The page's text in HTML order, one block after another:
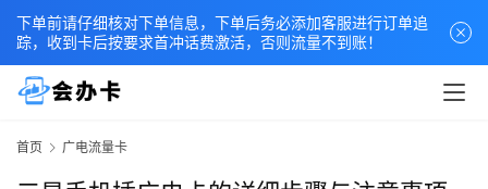
首页 广电流量卡
下单前请仔细核对下单信息，下单后务必添加客服进行订单追
踪，收到卡后按要求首冲话费激活，否则流量不到账！